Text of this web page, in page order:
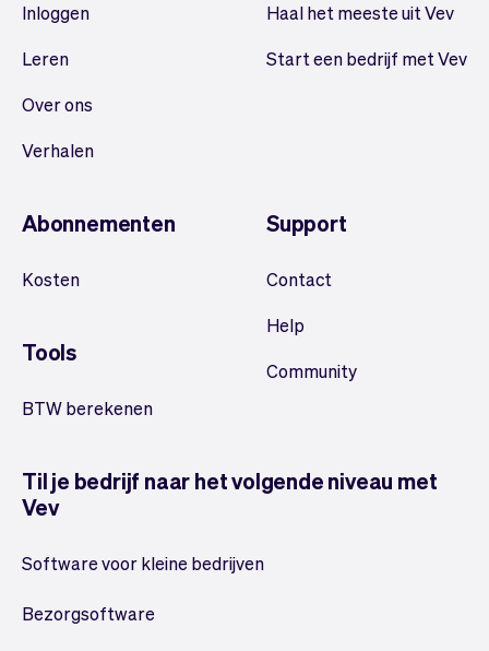
Inloggen
Leren
Over ons
Verhalen
Haal het meeste uit Vev
Start een bedrijf met Vev
Abonnementen
Kosten
Tools
BTW berekenen
Support
Contact
Help
Community
Til je bedrijf naar het volgende niveau met
Vev
Software voor kleine bedrijven
Bezorgsoftware